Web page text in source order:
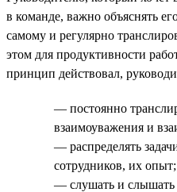
в команде, важно объяснять
самому и регулярно
этом для продуктивности
принцип действовал,
— постоянно
взаимоуважения и
— распределять
сотрудников, их опыт;
— слушать и слышать